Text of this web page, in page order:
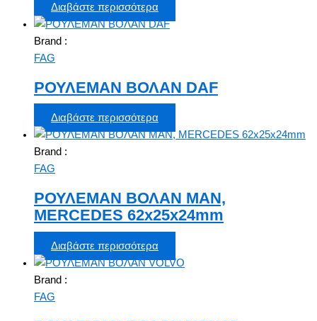
Διαβάστε περισσότερα
Brand :
FAG
ΡΟΥΛΕΜΑΝ ΒΟΛΑΝ DAF
Διαβάστε περισσότερα
Brand :
FAG
ΡΟΥΛΕΜΑΝ ΒΟΛΑΝ MAN,
MERCEDES 62x25x24mm
Διαβάστε περισσότερα
Brand :
FAG